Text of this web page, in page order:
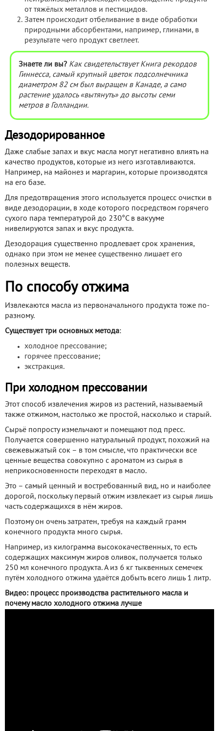
от тяжёлых металлов и пестицидов.
Затем происходит отбеливание в виде обработки
природными абсорбентами, например, глинами, в
результате чего продукт светлеет.
Знаете ли вы? Как свидетельствует Книга рекордов
Гиннесса, самый крупный цветок подсолнечника
диаметром 82 см был выращен в Канаде, а само
растение удалось «вытянуть» до высоты семи
метров в Голландии.
Дезодорированное
Даже слабые запах и вкус масла могут негативно влиять на
качество продуктов, которые из него изготавливаются.
Например, на майонез и маргарин, которые производятся
на его базе.
Для предотвращения этого используется процесс очистки в
виде дезодорации, в ходе которого посредством горячего
сухого пара температурой до 230°С в вакууме
нивелируются запах и вкус продукта.
Дезодорация существенно продлевает срок хранения,
однако при этом не менее существенно лишает его
полезных веществ.
По способу отжима
Извлекаются масла из первоначального продукта тоже по-
разному.
Существует три основных метода:
холодное прессование;
горячее прессование;
экстракция.
При холодном прессовании
Этот способ извлечения жиров из растений, называемый
также отжимом, настолько же простой, насколько и старый.
Сырьё попросту измельчают и помещают под пресс.
Получается совершенно натуральный продукт, похожий на
свежевыжатый сок – в том смысле, что практически все
ценные вещества совокупно с ароматом из сырья в
неприкосновенности переходят в масло.
Это – самый ценный и востребованный вид, но и наиболее
дорогой, поскольку первый отжим извлекает из сырья лишь
часть содержащихся в нём жиров.
Поэтому он очень затратен, требуя на каждый грамм
конечного продукта много сырья.
Например, из килограмма высококачественных, то есть
содержащих максимум жиров оливок, получается только
250 мл конечного продукта. А из 6 кг тыквенных семечек
путём холодного отжима удаётся добыть всего лишь 1 литр.
Видео: процесс производства растительного масла и
почему масло холодного отжима лучше